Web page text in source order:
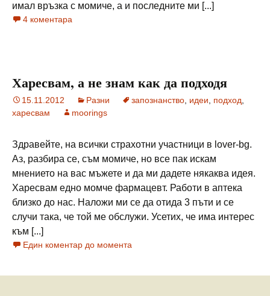
имал връзка с момиче, а и последните ми [...]
4 коментара
Харесвам, а не знам как да подходя
15.11.2012 Разни запознанство идеи подход
харесвам
moorings
Здравейте, на всички страхотни участници в lover-bg.
Аз, разбира се, съм момиче, но все пак искам
мнението на вас мъжете и да ми дадете някаква идея.
Харесвам едно момче фармацевт. Работи в аптека
близко до нас. Наложи ми се да отида 3 пъти и се
случи така, че той ме обслужи. Усетих, че има интерес
към [...]
Един коментар до момента